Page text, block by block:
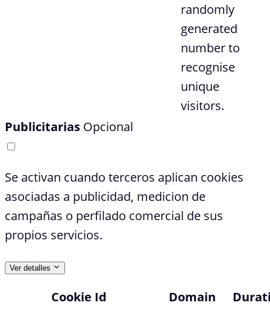
randomly
generated
number to
recognise
unique
visitors.
Publicitarias Opcional
Se activan cuando terceros aplican cookies
asociadas a publicidad, medicion de
campañas o perfilado comercial de sus
propios servicios.
Ver detalles
Cookie Id Domain